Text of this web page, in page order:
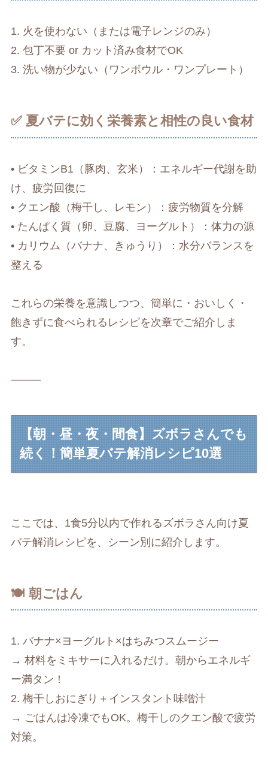
1. 火を使わない（または電子レンジのみ）
2. 包丁不要 or カット済み食材でOK
3. 洗い物が少ない（ワンボウル・ワンプレート）
✅ 夏バテに効く栄養素と相性の良い食材
• ビタミンB1（豚肉、玄米）：エネルギー代謝を助
け、疲労回復に
• クエン酸（梅干し、レモン）：疲労物質を分解
• たんぱく質（卵、豆腐、ヨーグルト）：体力の源
• カリウム（バナナ、きゅうり）：水分バランスを
整える
これらの栄養を意識しつつ、簡単に・おいしく・
飽きずに食べられるレシピを次章でご紹介しま
す。
⸻
【朝・昼・夜・間食】ズボラさんでも
続く！簡単夏バテ解消レシピ10選
ここでは、1食5分以内で作れるズボラさん向け夏
バテ解消レシピを、シーン別に紹介します。
🍽 朝ごはん
1. バナナ×ヨーグルト×はちみつスムージー
→ 材料をミキサーに入れるだけ。朝からエネルギ
ー満タン！
2. 梅干しおにぎり＋インスタント味噌汁
→ ごはんは冷凍でもOK。梅干しのクエン酸で疲労
対策。